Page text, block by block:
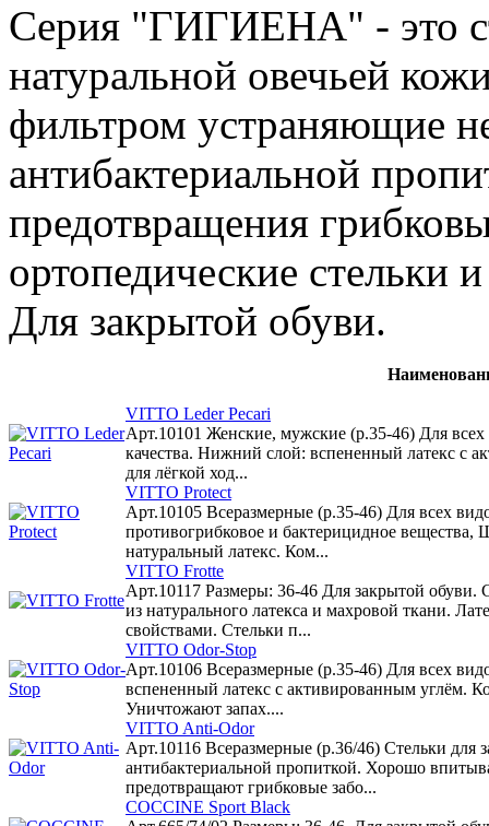
Серия "ГИГИЕНА" - это
натуральной овечьей
фильтром устраняющие
антибактериальной
предотвращения
ортопедические стельки
Для закрытой обуви.
VITTO Leder Pecari
Арт.10101 Женские, мужские (р.35-46) Для
качества. Нижний слой: вспененный латекс с
для лёгкой ход...
VITTO Protect
Арт.10105 Всеразмерные (р.35-46) Для всех
противогрибковое и бактерицидное
натуральный латекс. Ком...
VITTO Frotte
Арт.10117 Размеры: 36-46 Для закрытой обуви.
из натурального латекса и махровой ткани.
свойствами. Стельки п...
VITTO Odor-Stop
Арт.10106 Всеразмерные (р.35-46) Для всех
вспененный латекс с активированным углём.
Уничтожают запах....
VITTO Anti-Odor
Арт.10116 Всеразмерные (р.36/46) Стельки
антибактериальной пропиткой. Хорошо
предотвращают грибковые забо...
COCCINE Sport Black